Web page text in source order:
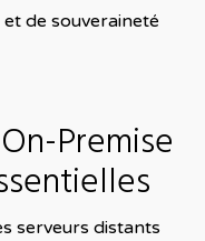
de souveraineté
Premise
serveurs distants